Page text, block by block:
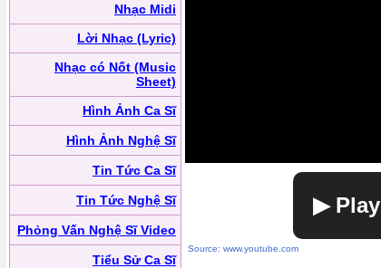
Nhạc Midi
Lời Nhạc (Lyric)
Nhạc có Nốt (Music
Sheet)
Hình Ảnh Ca Sĩ
Hình Ảnh Nghệ Sĩ
Tin Tức Ca Sĩ
Tin Tức Nghệ Sĩ
Phỏng Vấn Nghệ Sĩ Video
Tiểu Sử Ca Sĩ
▶ Play
Source: www.youtube.com